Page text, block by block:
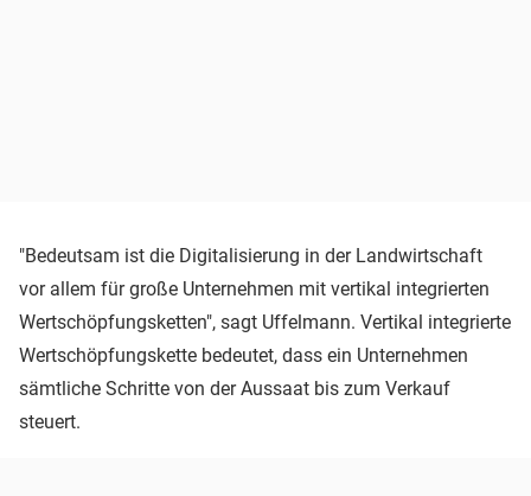
"Bedeutsam ist die Digitalisierung in der Landwirtschaft
vor allem für große Unternehmen mit vertikal integrierten
Wertschöpfungsketten", sagt Uffelmann. Vertikal integrierte
Wertschöpfungskette bedeutet, dass ein Unternehmen
sämtliche Schritte von der Aussaat bis zum Verkauf
steuert.